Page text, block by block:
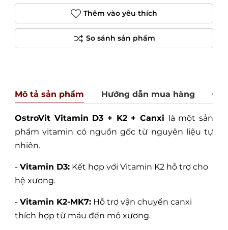
Thêm vào yêu thích
Mô tả sản phẩm Hướng dẫn mua hàng
OstroVit Vitamin D3 + K2 + Canxi là một sản
phẩm vitamin có nguồn gốc từ nguyên liệu tự
nhiên.
- Vitamin D3: Kết hợp với Vitamin K2 hỗ trợ cho
hệ xương.
- Vitamin K2-MK7: Hỗ trợ vận chuyển canxi
thích hợp từ máu đến mô xương.